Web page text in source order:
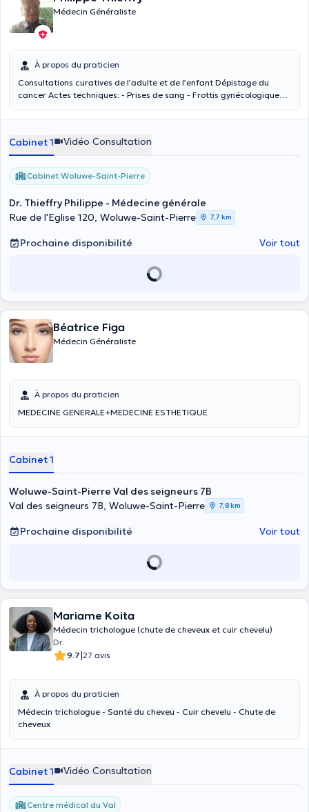
Médecin Généraliste
À propos du praticien
Consultations curatives de l’adulte et de l’enfant Dépistage du
cancer Actes techniques: - Prises de sang - Frottis gynécologique
enlèvement de naevus, • sutures • traitement des verrues • sclérose
l'attention/concentration Cabinet de kinésithérapie jouxte Tests
Cabinet 1 Vidéo Consultation
Cabinet Woluwe-Saint-Pierre
Dr. Thieffry Philippe - Médecine générale
Rue de l'Eglise 120, Woluwe-Saint-Pierre
7,7 km
Prochaine disponibilité Voir tout
Béatrice Figa
Médecin Généraliste
À propos du praticien
MEDECINE GENERALE+MEDECINE ESTHETIQUE
Cabinet 1
Woluwe-Saint-Pierre Val des seigneurs 7B
Val des seigneurs 7B, Woluwe-Saint-Pierre
7,8 km
Prochaine disponibilité Voir tout
Mariame Koita
Médecin trichologue (chute de cheveux et cuir chevelu)
Dr.
9.7|27 avis
À propos du praticien
Médecin trichologue - Santé du cheveu - Cuir chevelu - Chute de
cheveux
Cabinet 1 Vidéo Consultation
Centre médical du Val